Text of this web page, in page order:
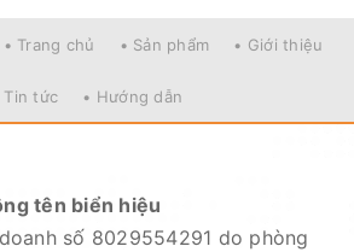
• Trang chủ • Sản phẩm • Giới thiệu
Tin tức • Hướng dẫn
tên biển hiệu
số 8029554291 do phòng